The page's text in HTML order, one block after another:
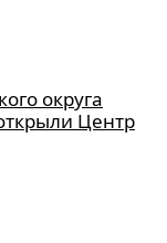
округа
Центр